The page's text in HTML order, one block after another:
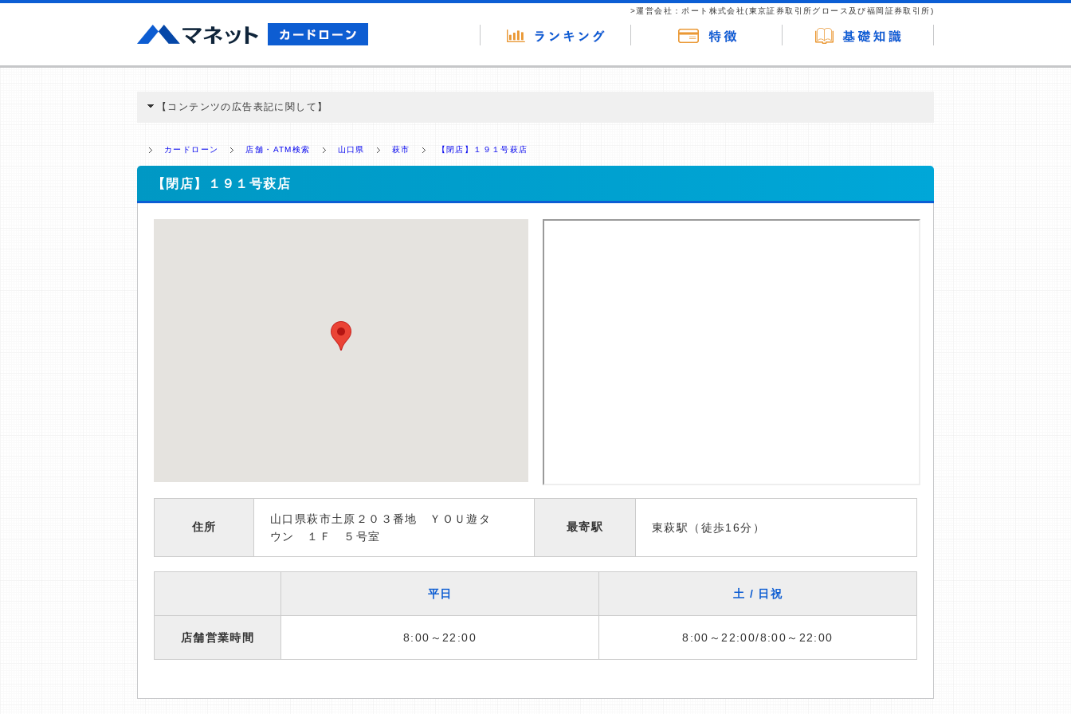
>運営会社：ポート株式会社(東京証券取引所グロース及び福岡証券取引所)
【コンテンツの広告表記に関して】
ミ収集などに基づき、公平性を担保した情報提供を行っています。
>提携企業一覧
カードローン 店舗・ATM検索 山口県 萩市 【閉店】１９１号萩店
【閉店】１９１号萩店
住所
山口県萩市土原２０３番地 ＹＯＵ遊タ
ウン １Ｆ ５号室
最寄駅 東萩駅（徒歩16分）
平日 土 / 日祝
店舗営業時間 8:00～22:00 8:00～22:00/8:00～22:00